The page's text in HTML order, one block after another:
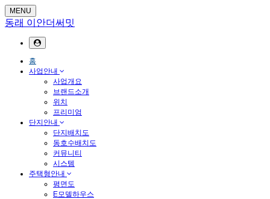
MENU
동래 이안더써밋
홈
사업안내
사업개요
브랜드소개
위치
프리미엄
단지안내
단지배치도
동호수배치도
커뮤니티
시스템
주택형안내
평면도
E모델하우스